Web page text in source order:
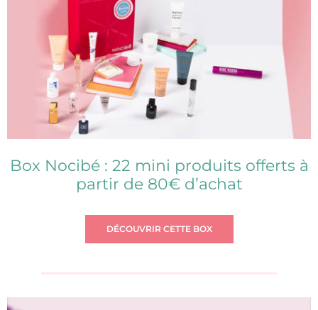
Box Nocibé : 22 mini produits offerts à
partir de 80€ d’achat
DÉCOUVRIR CETTE BOX